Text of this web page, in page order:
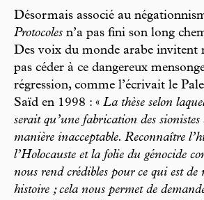
Désormais associé au
Protocoles n’a pas fini son long
Des voix du monde arabe invitent
pas céder à ce dangereux
régression, comme l’écrivait le
Saïd en 1998 : « La thèse selon
serait qu’une fabrication des
manière inacceptable. Reconnaître
l’Holocauste et la folie du génocide
nous rend crédibles pour ce qui est de
histoire ; cela nous permet de